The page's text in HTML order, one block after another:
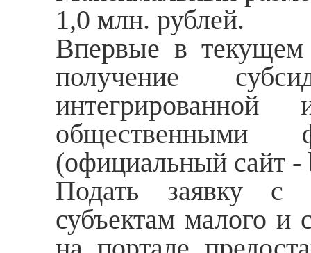
1,0 млн. рублей.
Впервые в текущем
получение
интегрированной
общественными
(официальный сайт -
Подать заявку с
субъектам малого и